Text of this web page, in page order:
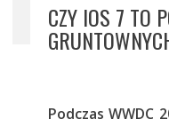
CZY IOS 7 TO
Podczas WWDC